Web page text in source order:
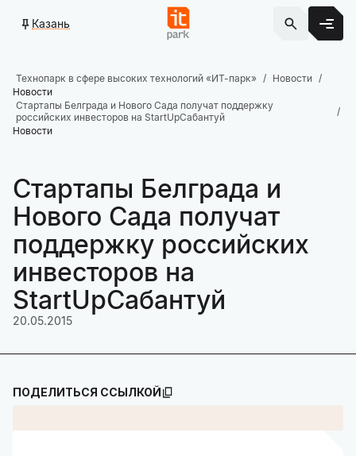
Казань
Технопарк в сфере высоких технологий «ИТ-парк»
Новости
Новости
Стартапы Белграда и Нового Сада получат поддержку
российских инвесторов на StartUpСабантуй
Новости
Стартапы Белграда и
Нового Сада получат
поддержку российских
инвесторов на
StartUpСабантуй
20.05.2015
ПОДЕЛИТЬСЯ ССЫЛКОЙ